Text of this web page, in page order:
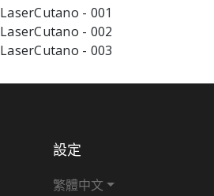
設定
繁體中文